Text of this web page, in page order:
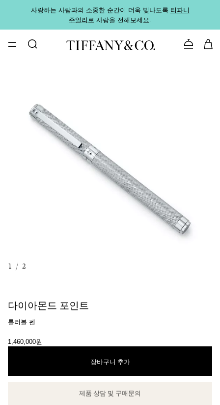
사랑하는 사람과의 소중한 순간이 더욱 빛나도록 티파니
주얼리로 사랑을 전해보세요.
문의하기
1 / 2
다이아몬드 포인트
롤러볼 펜
1,460,000원
장바구니 추가
클라이언트 어드바이저에게 문의하거나 예약하세요
제품 상담 및 구매문의